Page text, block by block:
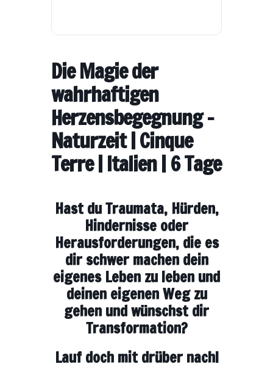
Die Magie der
wahrhaftigen
Herzensbegegnung –
Naturzeit | Cinque
Terre | Italien | 6 Tage
Hast du Traumata, Hürden,
Hindernisse oder
Herausforderungen, die es
dir schwer machen dein
eigenes Leben zu leben und
deinen eigenen Weg zu
gehen und wünschst dir
Transformation?
Lauf doch mit drüber nach!